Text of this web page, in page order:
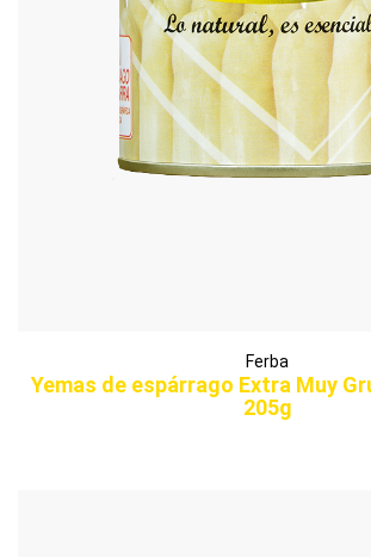
Ferba
Yemas de espárrago Extra Muy
205g